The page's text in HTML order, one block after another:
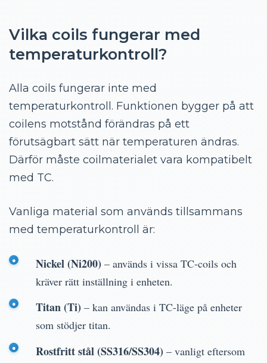
Vilka coils fungerar med
temperaturkontroll?
Alla coils fungerar inte med
temperaturkontroll. Funktionen bygger på att
coilens motstånd förändras på ett
förutsägbart sätt när temperaturen ändras.
Därför måste coilmaterialet vara kompatibelt
med TC.
Vanliga material som används tillsammans
med temperaturkontroll är:
Nickel (Ni200) – används i vissa TC-coils och
kräver rätt inställning i enheten.
Titan (Ti) – kan användas i TC-läge på enheter
som stödjer titan.
Rostfritt stål (SS316/SS304) – vanligt eftersom